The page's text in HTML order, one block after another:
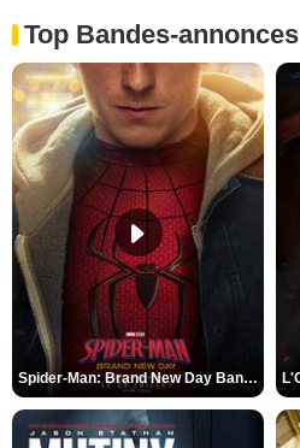
Top Bandes-annonces
Spider-Man: Brand New Day Bande-annonce VO STFR